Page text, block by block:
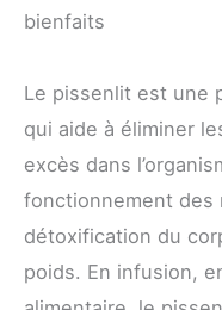
bienfaits
Le pissenlit est une
qui aide à éliminer
excès dans
fonctionnement des
détoxification du
poids. En infusion,